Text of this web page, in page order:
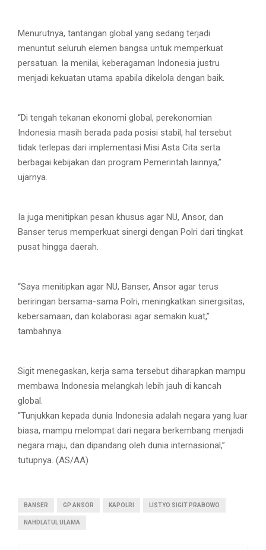
Menurutnya, tantangan global yang sedang terjadi
menuntut seluruh elemen bangsa untuk memperkuat
persatuan. Ia menilai, keberagaman Indonesia justru
menjadi kekuatan utama apabila dikelola dengan baik.
“Di tengah tekanan ekonomi global, perekonomian
Indonesia masih berada pada posisi stabil, hal tersebut
tidak terlepas dari implementasi Misi Asta Cita serta
berbagai kebijakan dan program Pemerintah lainnya,”
ujarnya.
Ia juga menitipkan pesan khusus agar NU, Ansor, dan
Banser terus memperkuat sinergi dengan Polri dari tingkat
pusat hingga daerah.
“Saya menitipkan agar NU, Banser, Ansor agar terus
beriringan bersama-sama Polri, meningkatkan sinergisitas,
kebersamaan, dan kolaborasi agar semakin kuat,”
tambahnya.
Sigit menegaskan, kerja sama tersebut diharapkan mampu
membawa Indonesia melangkah lebih jauh di kancah
global.
“Tunjukkan kepada dunia Indonesia adalah negara yang luar
biasa, mampu melompat dari negara berkembang menjadi
negara maju, dan dipandang oleh dunia internasional,”
tutupnya. (AS/AA)
BANSER GP ANSOR KAPOLRI LISTYO SIGIT PRABOWO
NAHDLATUL ULAMA